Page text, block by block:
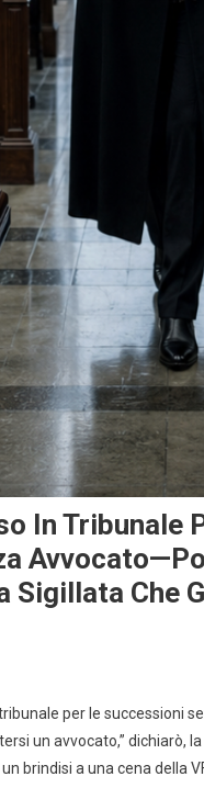
In Tribunale
Sigillata Che
per le successioni
un avvocato,” dichiarò,
brindisi a una cena della